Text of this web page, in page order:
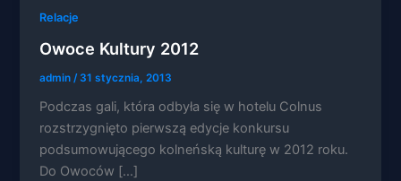
Relacje
Owoce Kultury 2012
admin / 31 stycznia, 2013
Podczas gali, która odbyła się w hotelu Colnus
rozstrzygnięto pierwszą edycje konkursu
podsumowującego kolneńską kulturę w 2012 roku.
Do Owoców […]
Te pliki cookie